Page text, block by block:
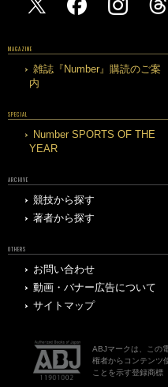
MAGAZINE
雑誌『Number』購読のご案
内
SPECIAL
Number SPORTS OF THE
YEAR
ARCHIVE
競技から探す
著者から探す
OTHERS
お問い合わせ
動画・バナー広告について
サイトマップ
ABJマークは、この
権者からコンテンツ
ことを示す登録商標